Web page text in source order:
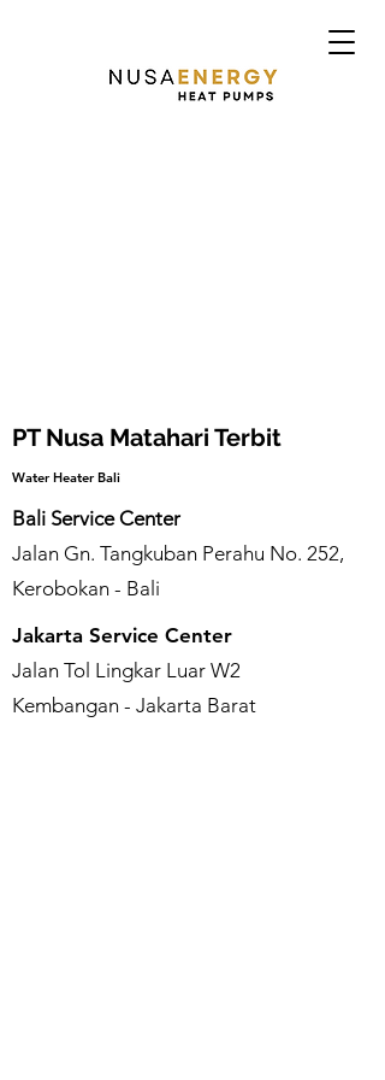
PT Nusa Matahari Terbit
Water Heater Bali
Bali Service Center
Jalan Gn. Tangkuban Perahu No. 252,
Kerobokan - Bali
Jakarta Service Center
Jalan Tol Lingkar Luar W2
Kembangan - Jakarta Barat